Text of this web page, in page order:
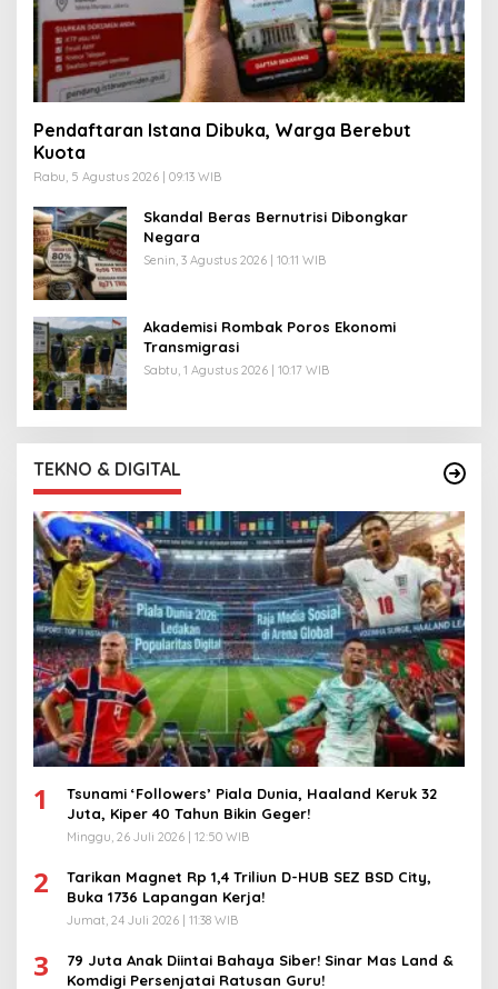
Pendaftaran Istana Dibuka, Warga Berebut
Kuota
Rabu, 5 Agustus 2026 | 09:13 WIB
Skandal Beras Bernutrisi Dibongkar
Negara
Senin, 3 Agustus 2026 | 10:11 WIB
Akademisi Rombak Poros Ekonomi
Transmigrasi
Sabtu, 1 Agustus 2026 | 10:17 WIB
TEKNO & DIGITAL
1
Tsunami ‘Followers’ Piala Dunia, Haaland Keruk 32
Juta, Kiper 40 Tahun Bikin Geger!
Minggu, 26 Juli 2026 | 12:50 WIB
2
Tarikan Magnet Rp 1,4 Triliun D-HUB SEZ BSD City,
Buka 1736 Lapangan Kerja!
Jumat, 24 Juli 2026 | 11:38 WIB
3
79 Juta Anak Diintai Bahaya Siber! Sinar Mas Land &
Komdigi Persenjatai Ratusan Guru!